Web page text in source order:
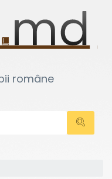
române